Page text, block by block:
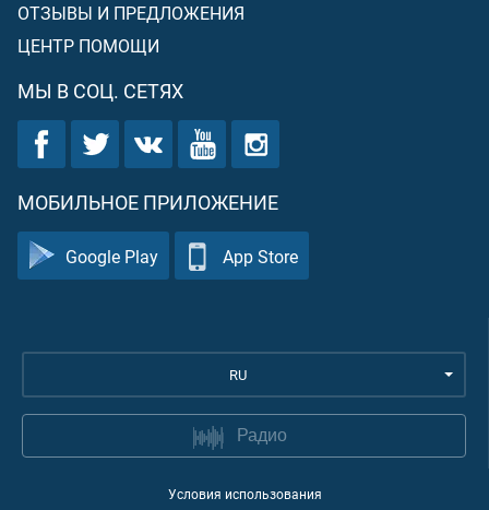
ОТЗЫВЫ И ПРЕДЛОЖЕНИЯ
ЦЕНТР ПОМОЩИ
МЫ В СОЦ. СЕТЯХ
МОБИЛЬНОЕ ПРИЛОЖЕНИЕ
Google Play App Store
RU
Радио
Условия использования